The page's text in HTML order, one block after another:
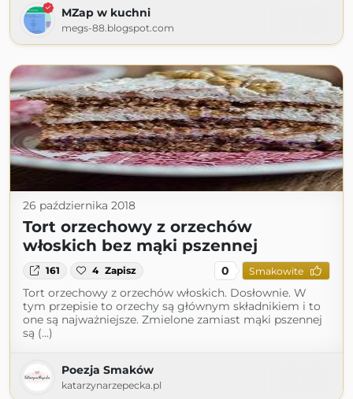
MZap w kuchni
megs-88.blogspot.com
26 października 2018
Tort orzechowy z orzechów
włoskich bez mąki pszennej
161 4 Zapisz 0 Smakowite
Tort orzechowy z orzechów włoskich. Dosłownie. W
tym przepisie to orzechy są głównym składnikiem i to
one są najważniejsze. Zmielone zamiast mąki pszennej
są (...)
Poezja Smaków
katarzynarzepecka.pl